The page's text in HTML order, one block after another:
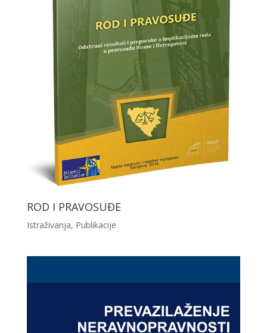
ROD I PRAVOSUĐE
Istraživanja, Publikacije